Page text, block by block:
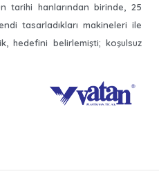
tarihi hanlarından birinde, 25
tasarladıkları makineleri ile
hedefini belirlemişti; koşulsuz